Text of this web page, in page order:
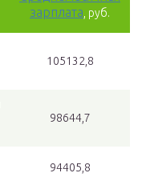
зарплата , руб.
105132,8
98644,7
94405,8